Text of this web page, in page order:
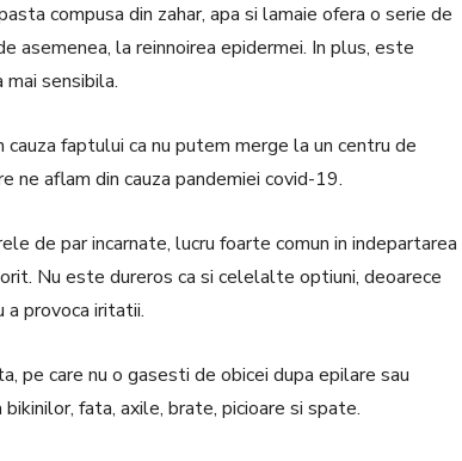
compusa din zahar, apa si lamaie ofera o serie de
asemenea, la reinnoirea epidermei. In plus, este
sensibila.
faptului ca nu putem merge la un centru de
ne aflam din cauza pandemiei covid-19.
de par incarnate, lucru foarte comun in indepartarea
Nu este dureros ca si celelalte optiuni, deoarece
a provoca iritatii.
pe care nu o gasesti de obicei dupa epilare sau
fata, axile, brate, picioare si spate.